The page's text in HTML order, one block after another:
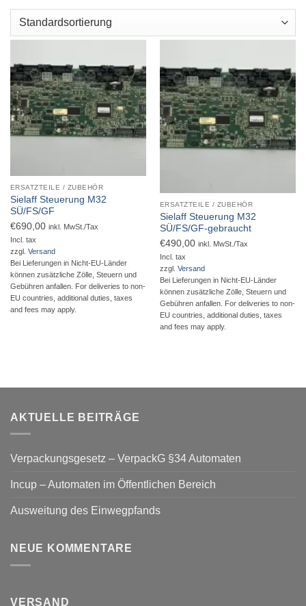
ERSATZTEILE / ZUBEHÖR
Sielaff Steuerung M32
SÜ/FS/GF
€690,00 inkl. MwSt./Tax
Incl. tax
zzgl. Versand
Bei Lieferungen in Nicht-EU-Länder
können zusätzliche Zölle, Steuern und
Gebühren anfallen. For deliveries to non-
EU countries, additional duties, taxes
and fees may apply.
ERSATZTEILE / ZUBEHÖR
Sielaff Steuerung M32
SÜ/FS/GF-gebraucht
€490,00 inkl. MwSt./Tax
Incl. tax
zzgl. Versand
Bei Lieferungen in Nicht-EU-Länder
können zusätzliche Zölle, Steuern und
Gebühren anfallen. For deliveries to non-
EU countries, additional duties, taxes
and fees may apply.
AKTUELLE BEITRÄGE
Verpackungsgesetz – VerpackG §34 Automaten
Incup – Automaten im Öffentlichen Bereich
Ausweitung des Einwegpfands
NEUE KOMMENTARE
VERSAND